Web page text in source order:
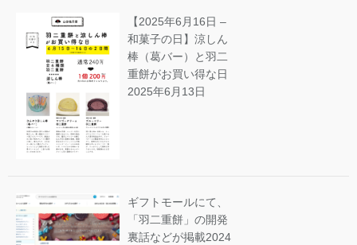
【2025年6月16日 –
和菓子の日】涼しん
棒（葛バー）と羽二
重餅がお買い得な日
2025年6月13日
ギフトモールにて、
「羽二重餅」の開発
裏話などが掲載2024